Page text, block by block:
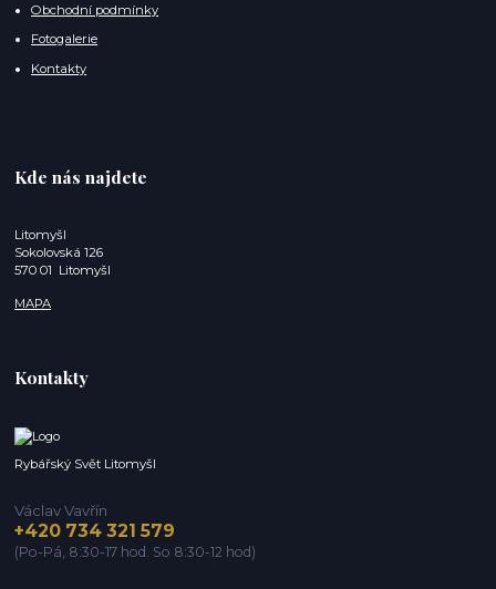
Obchodní podmínky
Fotogalerie
Kontakty
Kde nás najdete
Litomyšl
Sokolovská 126
570 01 Litomyšl
MAPA
Kontakty
Rybářský Svět Litomyšl
Václav Vavřín
+420 734 321 579
(Po-Pá, 8:30-17 hod. So 8:30-12 hod)